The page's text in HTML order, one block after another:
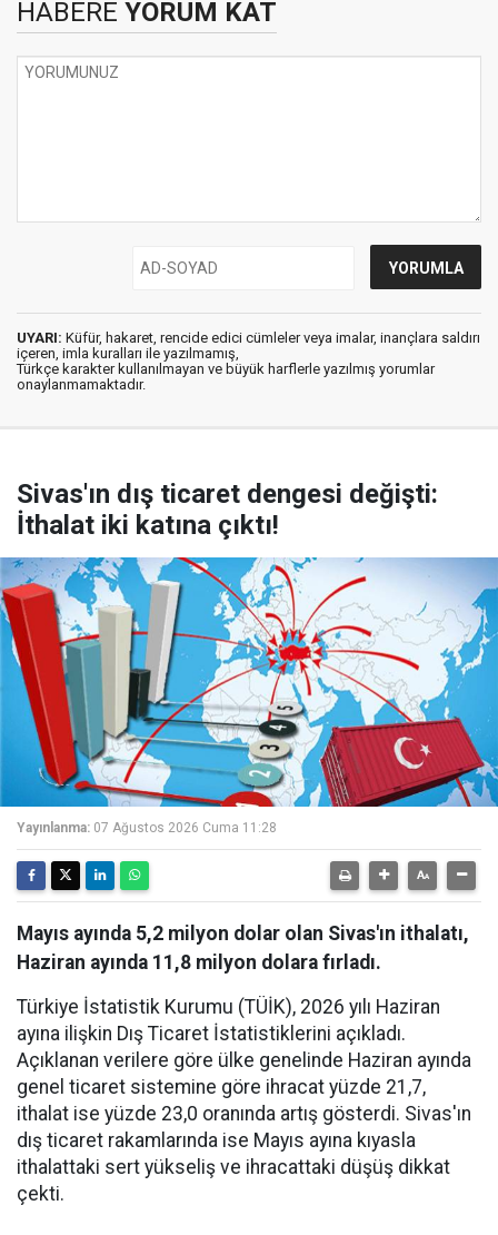
HABERE YORUM KAT
UYARI: Küfür, hakaret, rencide edici cümleler veya imalar, inançlara saldırı
içeren, imla kuralları ile yazılmamış,
Türkçe karakter kullanılmayan ve büyük harflerle yazılmış yorumlar
onaylanmamaktadır.
Sivas'ın dış ticaret dengesi değişti:
İthalat iki katına çıktı!
Yayınlanma: 07 Ağustos 2026 Cuma 11:28
Mayıs ayında 5,2 milyon dolar olan Sivas'ın ithalatı,
Haziran ayında 11,8 milyon dolara fırladı.
Türkiye İstatistik Kurumu (TÜİK), 2026 yılı Haziran
ayına ilişkin Dış Ticaret İstatistiklerini açıkladı.
Açıklanan verilere göre ülke genelinde Haziran ayında
genel ticaret sistemine göre ihracat yüzde 21,7,
ithalat ise yüzde 23,0 oranında artış gösterdi. Sivas'ın
dış ticaret rakamlarında ise Mayıs ayına kıyasla
ithalattaki sert yükseliş ve ihracattaki düşüş dikkat
çekti.